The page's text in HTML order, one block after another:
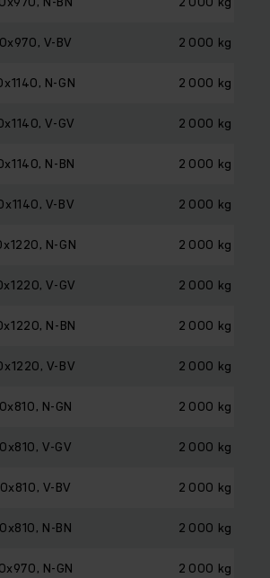
V-BV 2 000 kg
N-GN 2 000 kg
V-GV 2 000 kg
N-BN 2 000 kg
V-BV 2 000 kg
N-GN 2 000 kg
V-GV 2 000 kg
N-BN 2 000 kg
V-BV 2 000 kg
N-GN 2 000 kg
V-GV 2 000 kg
V-BV 2 000 kg
N-BN 2 000 kg
N-GN 2 000 kg